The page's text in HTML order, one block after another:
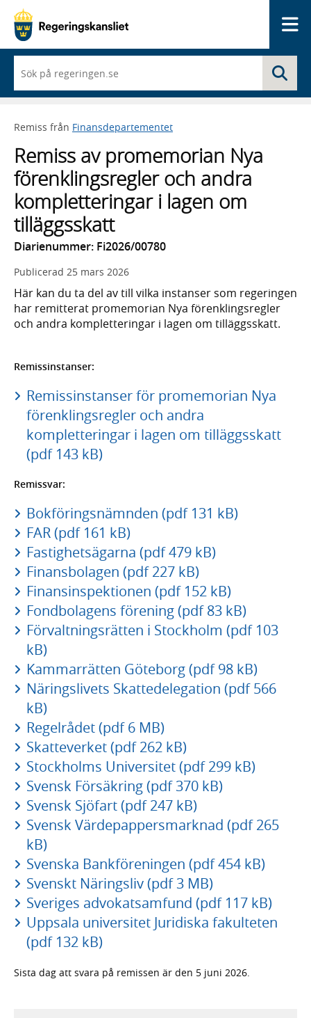
du
börjar
skriva
framträder
lista
med
sökförslag
Remiss från Finansdepartementet
Remiss av promemorian Nya
förenklingsregler och andra
kompletteringar i lagen om
tilläggsskatt
Diarienummer: Fi2026/00780
Publicerad 25 mars 2026
Här kan du ta del av till vilka instanser som regeringen
har remitterat promemorian Nya förenklingsregler
och andra kompletteringar i lagen om tilläggsskatt.
Remissinstanser:
Remissinstanser för promemorian Nya
förenklingsregler och andra
kompletteringar i lagen om tilläggsskatt
(pdf 143 kB)
Remissvar:
Bokföringsnämnden (pdf 131 kB)
FAR (pdf 161 kB)
Fastighetsägarna (pdf 479 kB)
Finansbolagen (pdf 227 kB)
Finansinspektionen (pdf 152 kB)
Fondbolagens förening (pdf 83 kB)
Förvaltningsrätten i Stockholm (pdf 103
kB)
Kammarrätten Göteborg (pdf 98 kB)
Näringslivets Skattedelegation (pdf 566
kB)
Regelrådet (pdf 6 MB)
Skatteverket (pdf 262 kB)
Stockholms Universitet (pdf 299 kB)
Svensk Försäkring (pdf 370 kB)
Svensk Sjöfart (pdf 247 kB)
Svensk Värdepappersmarknad (pdf 265
kB)
Svenska Bankföreningen (pdf 454 kB)
Svenskt Näringsliv (pdf 3 MB)
Sveriges advokatsamfund (pdf 117 kB)
Uppsala universitet Juridiska fakulteten
(pdf 132 kB)
Sista dag att svara på remissen är den 5 juni 2026.